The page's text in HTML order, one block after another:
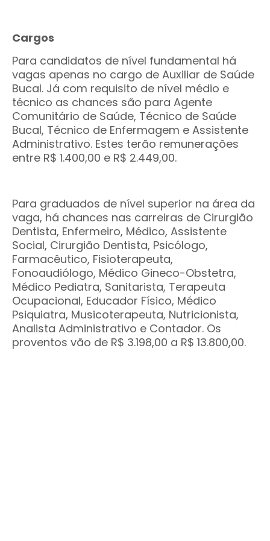
Cargos
Para candidatos de nível fundamental há
vagas apenas no cargo de Auxiliar de Saúde
Bucal. Já com requisito de nível médio e
técnico as chances são para Agente
Comunitário de Saúde, Técnico de Saúde
Bucal, Técnico de Enfermagem e Assistente
Administrativo. Estes terão remunerações
entre R$ 1.400,00 e R$ 2.449,00.
Para graduados de nível superior na área da
vaga, há chances nas carreiras de Cirurgião
Dentista, Enfermeiro, Médico, Assistente
Social, Cirurgião Dentista, Psicólogo,
Farmacêutico, Fisioterapeuta,
Fonoaudiólogo, Médico Gineco-Obstetra,
Médico Pediatra, Sanitarista, Terapeuta
Ocupacional, Educador Físico, Médico
Psiquiatra, Musicoterapeuta, Nutricionista,
Analista Administrativo e Contador. Os
proventos vão de R$ 3.198,00 a R$ 13.800,00.